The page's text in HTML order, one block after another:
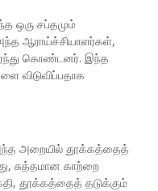
ஒரு சப்தமும்
ஆராய்ச்சியாளர்கள்,
கொண்டனர். இந்த
விடுவிப்பதாக
அறையில் தூக்கத்தைத்
சுத்தமான காற்றை
தூக்கத்தைத் தடுக்கும்